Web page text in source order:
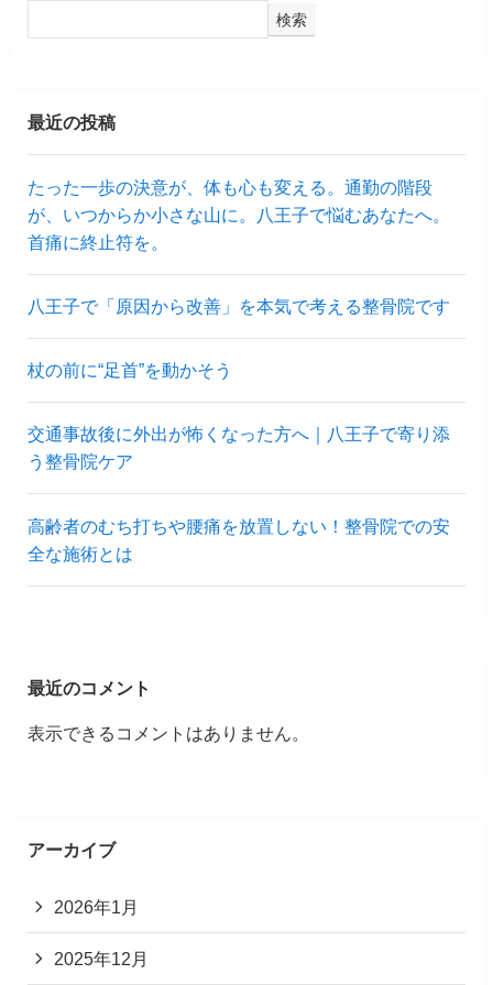
検索
最近の投稿
たった一歩の決意が、体も心も変える。通勤の階段
が、いつからか小さな山に。八王子で悩むあなたへ。
首痛に終止符を。
八王子で「原因から改善」を本気で考える整骨院です
杖の前に“足首”を動かそう
交通事故後に外出が怖くなった方へ｜八王子で寄り添
う整骨院ケア
高齢者のむち打ちや腰痛を放置しない！整骨院での安
全な施術とは
最近のコメント
表示できるコメントはありません。
アーカイブ
2026年1月
2025年12月